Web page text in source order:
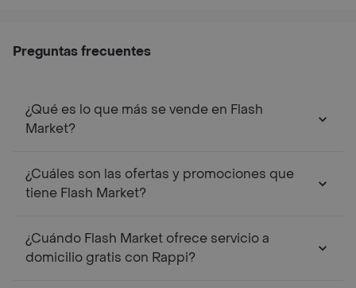
Preguntas frecuentes
¿Qué es lo que más se vende en Flash
Market?
¿Cuáles son las ofertas y promociones que
tiene Flash Market?
¿Cuándo Flash Market ofrece servicio a
domicilio gratis con Rappi?